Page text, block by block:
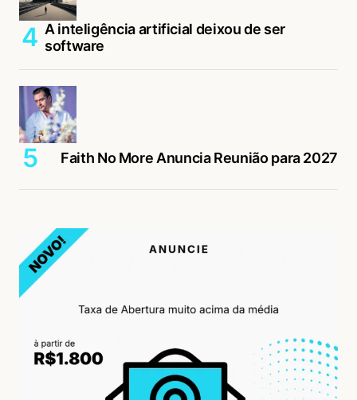
A inteligência artificial deixou de ser
software
Faith No More Anuncia Reunião para 2027